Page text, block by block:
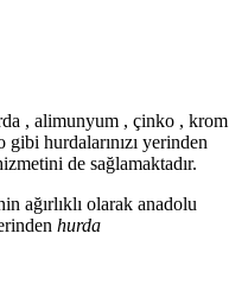
, alimunyum , çinko , krom
hurdalarınızı yerinden
de sağlamaktadır.
ağırlıklı olarak anadolu
hurda